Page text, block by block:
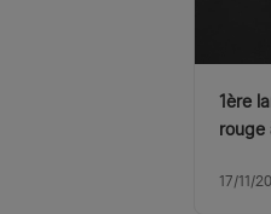
1ère
rouge
17/11/